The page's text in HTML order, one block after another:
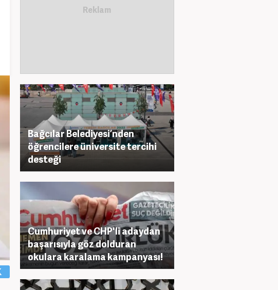
Bağcılar Belediyesi’nden
öğrencilere üniversite tercihi
desteği
Cumhuriyet ve CHP'li adaydan
başarısıyla göz dolduran
okulara karalama kampanyası!